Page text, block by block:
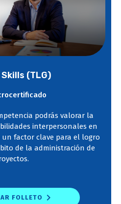
(TLG)
podrás valorar la
interpersonales en
factor clave para el logro
de la administración de
FOLLETO